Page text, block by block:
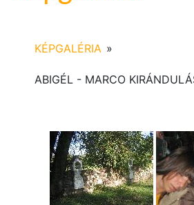
KÉPGALÉRIA »
ABIGÉL - MARCO